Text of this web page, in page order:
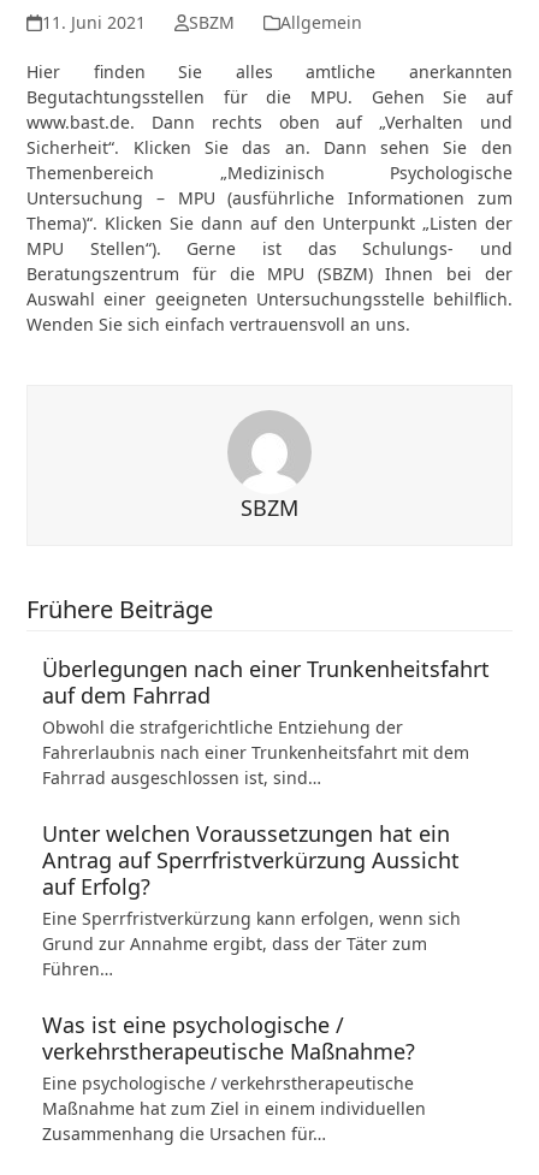
11. Juni 2021 SBZM Allgemein
Hier finden Sie alles amtliche anerkannten
Begutachtungsstellen für die MPU. Gehen Sie auf
www.bast.de. Dann rechts oben auf „Verhalten und
Sicherheit“. Klicken Sie das an. Dann sehen Sie den
Themenbereich „Medizinisch Psychologische
Untersuchung – MPU (ausführliche Informationen zum
Thema)“. Klicken Sie dann auf den Unterpunkt „Listen der
MPU Stellen“). Gerne ist das Schulungs- und
Beratungszentrum für die MPU (SBZM) Ihnen bei der
Auswahl einer geeigneten Untersuchungsstelle behilflich.
Wenden Sie sich einfach vertrauensvoll an uns.
SBZM
Frühere Beiträge
Überlegungen nach einer Trunkenheitsfahrt
auf dem Fahrrad
Obwohl die strafgerichtliche Entziehung der
Fahrerlaubnis nach einer Trunkenheitsfahrt mit dem
Fahrrad ausgeschlossen ist, sind…
Unter welchen Voraussetzungen hat ein
Antrag auf Sperrfristverkürzung Aussicht
auf Erfolg?
Eine Sperrfristverkürzung kann erfolgen, wenn sich
Grund zur Annahme ergibt, dass der Täter zum
Führen…
Was ist eine psychologische /
verkehrstherapeutische Maßnahme?
Eine psychologische / verkehrstherapeutische
Maßnahme hat zum Ziel in einem individuellen
Zusammenhang die Ursachen für…